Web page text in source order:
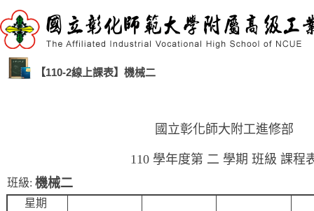
【110-2線上課表】機械二
國立彰化師大附工進修部
110 學年度第 二 學期 班級 課程
班級: 機械二
星期